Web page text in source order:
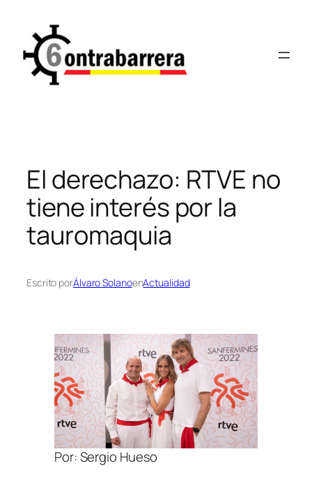
contenido
El derechazo: RTVE no
tiene interés por la
tauromaquia
Escrito porÁlvaro SolanoenActualidad
Por: Sergio Hueso